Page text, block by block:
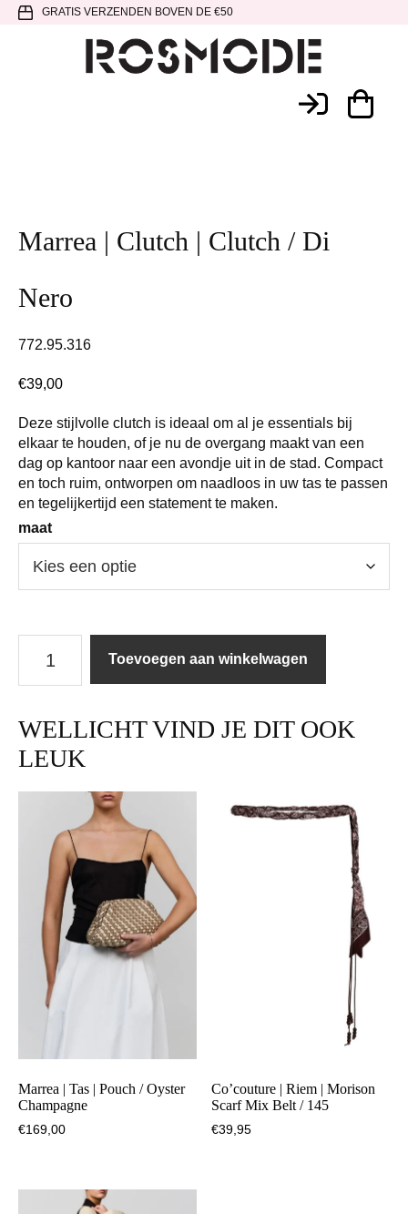
Spring
hoofdnavigatie
Door
SpringGRATIS VERZENDEN BOVEN DE €50
Marrea | Clutch | Clutch / Di
Nero
772.95.316
€39,00
Deze stijlvolle clutch is ideaal om al je essentials bij
elkaar te houden, of je nu de overgang maakt van een
dag op kantoor naar een avondje uit in de stad. Compact
en toch ruim, ontworpen om naadloos in uw tas te passen
en tegelijkertijd een statement te maken.
maat
Clutch
Clutch
Di
Toevoegen aan winkelwagen
WELLICHT VIND JE DIT OOK
LEUK
Marrea | Tas | Pouch / Oyster
Champagne
€169,00
Co’couture | Riem | Morison
Scarf Mix Belt / 145
€39,95